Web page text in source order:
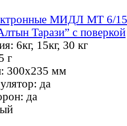
МИДЛ МТ
Тарази” с поверкой
6кг, 15кг, 30 кг
г
300х235 мм
да
да